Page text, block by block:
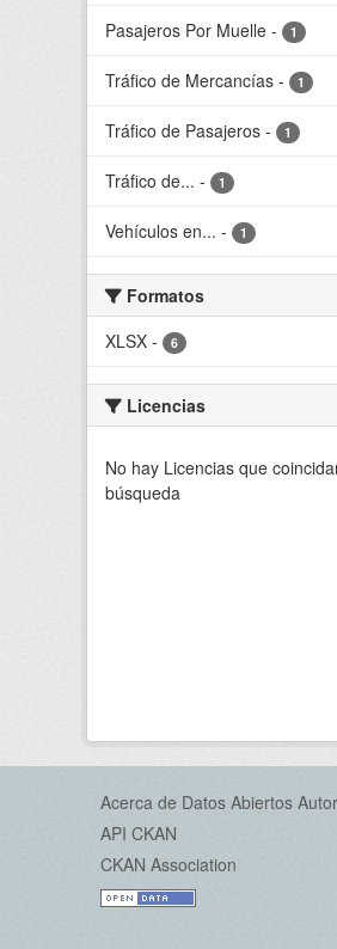
Pasajeros Por Muelle - 1
Tráfico de Mercancías - 1
Tráfico de Pasajeros - 1
Tráfico de... - 1
Vehículos en... - 1
Formatos
XLSX - 6
Licencias
No hay Licencias que
búsqueda
Acerca de Datos Abiertos
API CKAN
CKAN Association